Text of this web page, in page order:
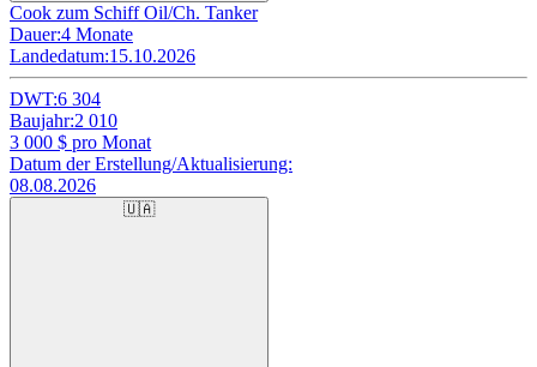
Cook zum Schiff Oil/Ch. Tanker
Dauer:4 Monate
Landedatum:15.10.2026
DWT:6 304
Baujahr:2 010
3 000 $ pro Monat
Datum der Erstellung/Aktualisierung:
08.08.2026
🇺🇦